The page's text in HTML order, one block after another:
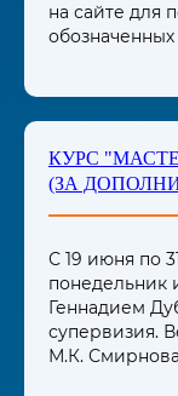
на сайте для
КУРС
(ЗА
С 19 июня по
понедельник
Геннадием
супервизия.
М.К.